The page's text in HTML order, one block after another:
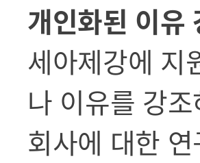
개인화된 이유
세아제강에 지
나 이유를 강
회사에 대한